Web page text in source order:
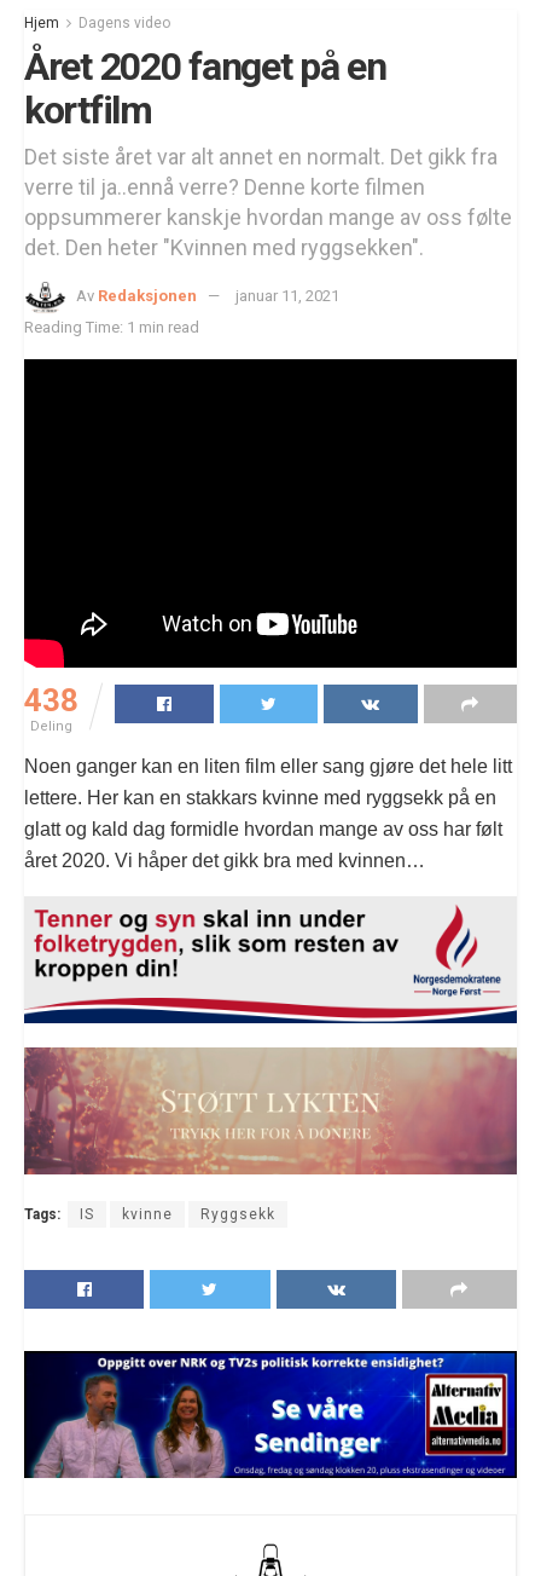
Hjem Dagens video
Året 2020 fanget på en
kortfilm
Det siste året var alt annet en normalt. Det gikk fra
verre til ja..ennå verre? Denne korte filmen
oppsummerer kanskje hvordan mange av oss følte
det. Den heter "Kvinnen med ryggsekken".
Av Redaksjonen
januar 11, 2021
Reading Time: 1 min read
438
Deling
Noen ganger kan en liten film eller sang gjøre det hele litt
lettere. Her kan en stakkars kvinne med ryggsekk på en
glatt og kald dag formidle hvordan mange av oss har følt
året 2020. Vi håper det gikk bra med kvinnen…
Tags: IS kvinne Ryggsekk